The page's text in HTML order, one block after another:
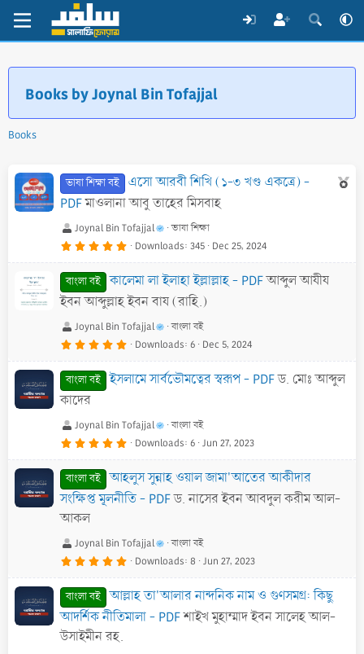
Books by Joynal Bin Tofajjal
Books
F
u
ভাষা শিক্ষা বই
এসো আরবী শিখি (১-৩ খণ্ড একত্রে) -
PDFমাওলানা আবু তাহের মিসবাহ
Joynal Bin Tofajjal ভাষা শিক্ষা
5
0
s
a
r
s
)
Downloads 345 Dec 25, 2024
বাংলা বই কালেমা লা ইলাহা ইল্লাল্লাহ - PDFআব্দুল আযীয
ইবন আব্দুল্লাহ ইবন বায (রাহি.)
Joynal Bin Tofajjal বাংলা বই
5
0
s
t
s
)
Downloads 6 Dec 5, 2024
বাংলা বই ইসলামে সার্বভৌমত্বের স্বরূপ - PDFড. মোঃ আব্দুল
কাদের
Joynal Bin Tofajjal বাংলা বই
5
0
s
t
a
r
Downloads 6 Jun 27, 2023
বাংলা বই
আহলুস সুন্নাহ ওয়াল জামা'আতের আকীদার
সংক্ষিপ্ত মূলনীতি - PDFড. নাসের ইবন আবদুল করীম আল-
আকল
Joynal Bin Tofajjal বাংলা বই
5
0
s
t
a
r
Downloads 8 Jun 27, 2023
বাংলা বই
আল্লাহ তা'আলার নান্দনিক নাম ও গুণসমগ্র: কিছু
আদর্শিক নীতিমালা - PDFশাইখ মুহাম্মাদ ইবন সালেহ আল-
উসাইমীন রহ.